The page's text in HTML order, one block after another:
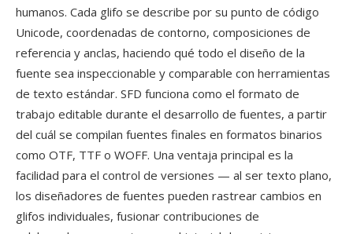
humanos. Cada glifo se describe por su punto de código
Unicode, coordenadas de contorno, composiciones de
referencia y anclas, haciendo qué todo el diseño de la
fuente sea inspeccionable y comparable con herramientas
de texto estándar. SFD funciona como el formato de
trabajo editable durante el desarrollo de fuentes, a partir
del cuál se compilan fuentes finales en formatos binarios
como OTF, TTF o WOFF. Una ventaja principal es la
facilidad para el control de versiones — al ser texto plano,
los diseñadores de fuentes pueden rastrear cambios en
glifos individuales, fusionar contribuciones de